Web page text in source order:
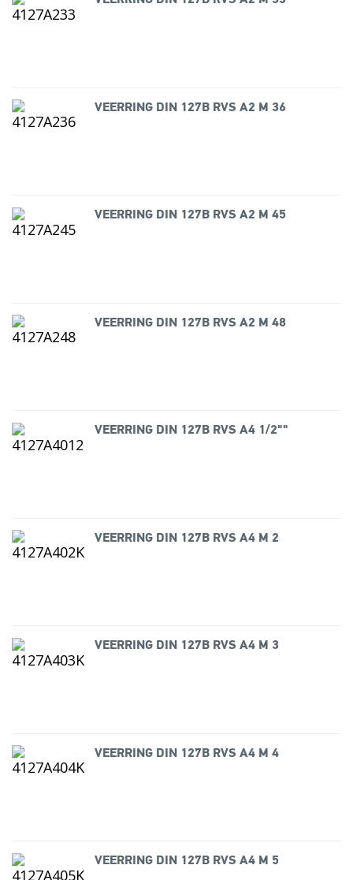
VEERRING DIN 127B RVS A2 M 36
VEERRING DIN 127B RVS A2 M 45
VEERRING DIN 127B RVS A2 M 48
VEERRING DIN 127B RVS A4 1/2""
VEERRING DIN 127B RVS A4 M 2
VEERRING DIN 127B RVS A4 M 3
VEERRING DIN 127B RVS A4 M 4
VEERRING DIN 127B RVS A4 M 5